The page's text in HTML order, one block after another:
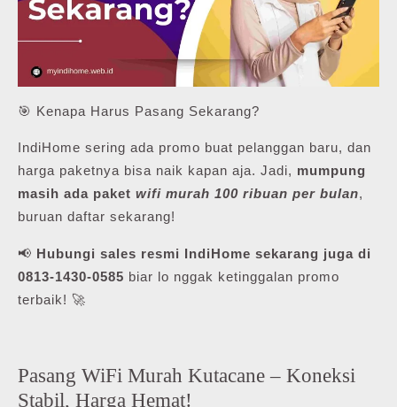
🎯 Kenapa Harus Pasang Sekarang?
IndiHome sering ada promo buat pelanggan baru, dan
harga paketnya bisa naik kapan aja. Jadi, mumpung
masih ada paket wifi murah 100 ribuan per bulan,
buruan daftar sekarang!
📢 Hubungi sales resmi IndiHome sekarang juga di
0813-1430-0585 biar lo nggak ketinggalan promo
terbaik! 🚀
Pasang WiFi Murah Kutacane – Koneksi
Stabil, Harga Hemat!